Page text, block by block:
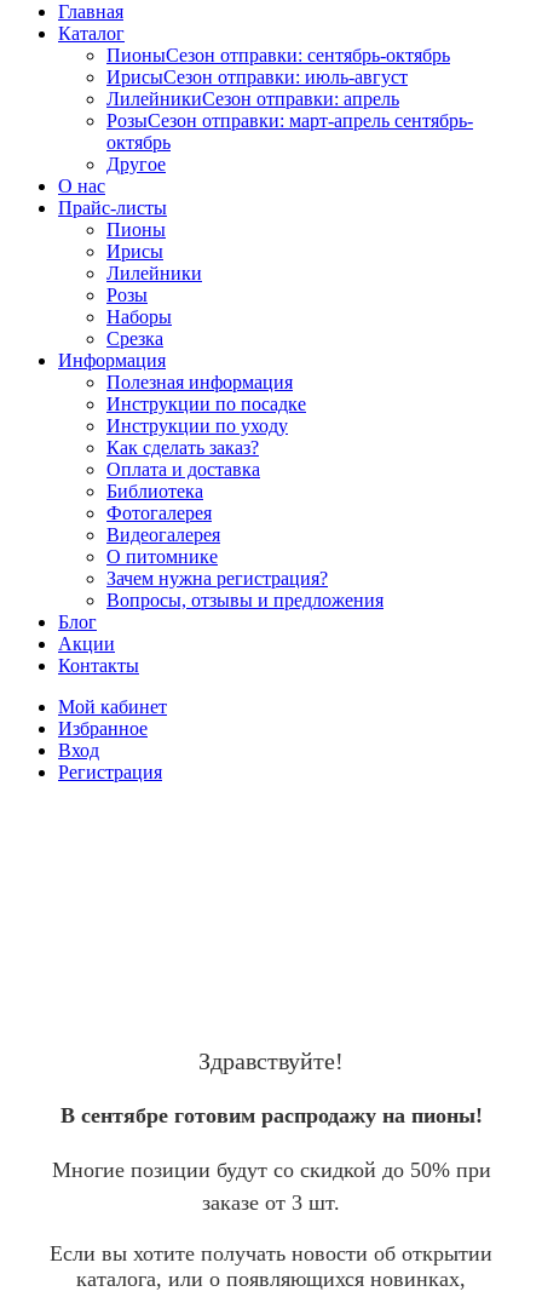
Главная
Каталог
ПионыСезон отправки: сентябрь-октябрь
ИрисыСезон отправки: июль-август
ЛилейникиСезон отправки: апрель
РозыСезон отправки: март-апрель сентябрь-
октябрь
Другое
О нас
Прайс-листы
Пионы
Ирисы
Лилейники
Розы
Наборы
Срезка
Информация
Полезная информация
Инструкции по посадке
Инструкции по уходу
Как сделать заказ?
Оплата и доставка
Библиотека
Фотогалерея
Видеогалерея
О питомнике
Зачем нужна регистрация?
Вопросы, отзывы и предложения
Блог
Акции
Контакты
Мой кабинет
Избранное
Вход
Регистрация
Здравствуйте!
В сентябре готовим распродажу на пионы!
Многие позиции будут со скидкой до 50% при
заказе от 3 шт.
Если вы хотите получать новости об открытии
каталога, или о появляющихся новинках,